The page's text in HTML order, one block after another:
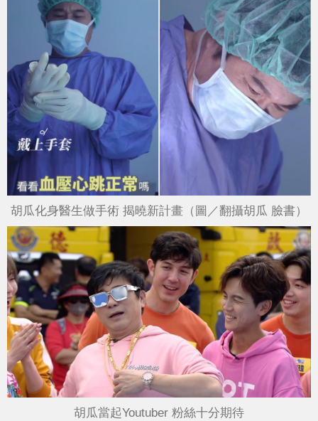
胡瓜化身醫生做手術 揭曉新計畫（圖／翻攝胡瓜 臉書）
胡瓜當起Youtuber 粉絲十分期待